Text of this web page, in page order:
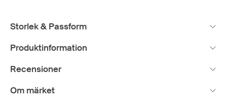
Storlek & Passform
Produktinformation
Recensioner
Om märket